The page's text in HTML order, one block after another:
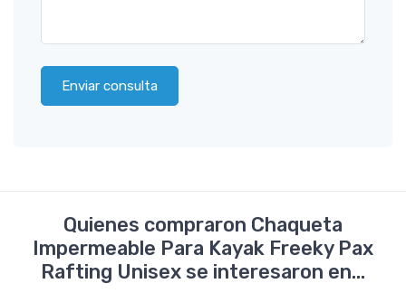
Enviar consulta
Quienes compraron Chaqueta
Impermeable Para Kayak Freeky Pax
Rafting Unisex se interesaron en...